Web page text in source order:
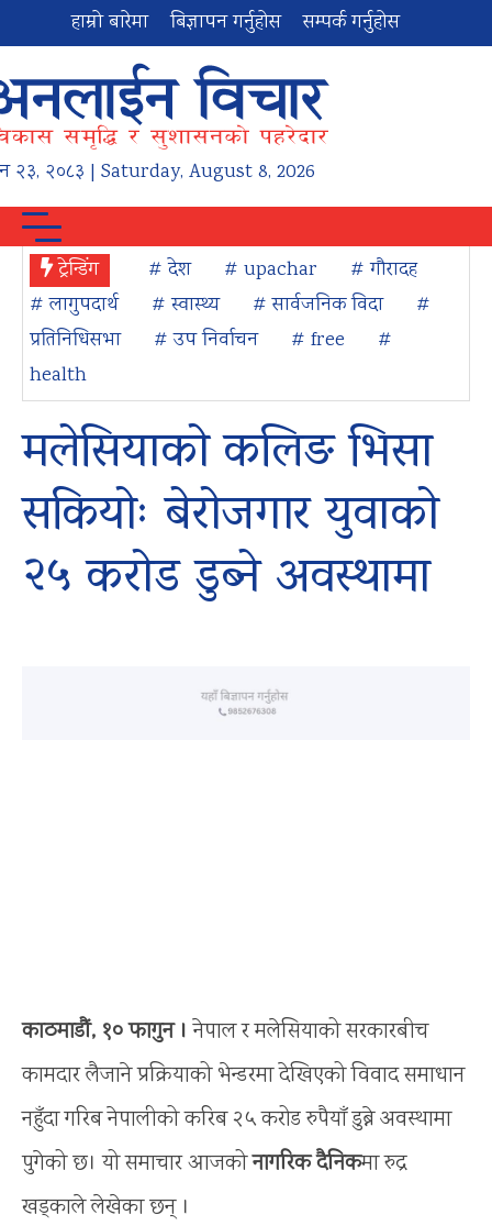
हाम्रो बारेमा बिज्ञापन गर्नुहोस सम्पर्क गर्नुहोस
२३, २०८३ | Saturday, August 8, 2026
ट्रेन्डिंग # देश # upachar
# गौरादह
# लागुपदार्थ
# स्वास्थ्य # सार्वजनिक विदा
#
प्रतिनिधिसभा
# उप निर्वाचन # free
#
health
मलेसियाको कलिङ भिसा
सकियोः बेरोजगार युवाको
२५ करोड डुब्ने अवस्थामा
काठमाडौं, १० फागुन । नेपाल र मलेसियाको सरकारबीच
कामदार लैजाने प्रक्रियाको भेन्डरमा देखिएको विवाद समाधान
नहुँदा गरिब नेपालीको करिब २५ करोड रुपैयाँ डुब्ने अवस्थामा
पुगेको छ। यो समाचार आजकोनागरिक दैनिकमा रुद्र
खड्काले लेखेका छन् ।